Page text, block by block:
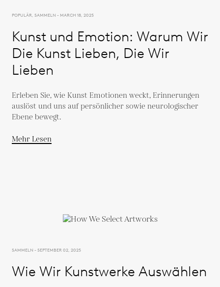
POPULÄR, SAMMELN - MARCH 18, 2025
Kunst und Emotion: Warum Wir
Die Kunst Lieben, Die Wir
Lieben
Erleben Sie, wie Kunst Emotionen weckt, Erinnerungen
auslöst und uns auf persönlicher sowie neurologischer
Ebene bewegt.
Mehr Lesen
SAMMELN - SEPTEMBER 02, 2025
Wie Wir Kunstwerke Auswählen